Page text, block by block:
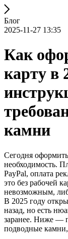
Блог
2025-11-27 13:35
Как
карту в
камни
Сегодня
необходимость.
PayPal, оплата
это без рабочей
невозможным,
В 2025 году
назад, но есть
заранее. Ниже —
подводные